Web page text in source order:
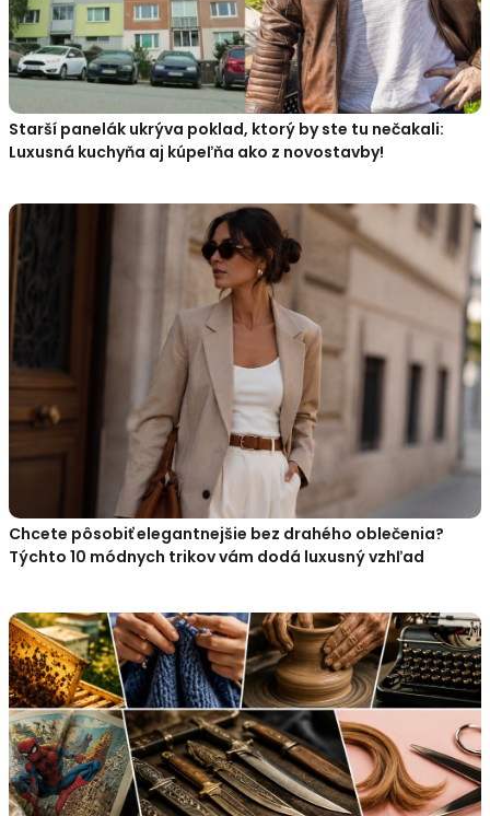
Starší panelák ukrýva poklad, ktorý by ste tu nečakali:
Luxusná kuchyňa aj kúpeľňa ako z novostavby!
Chcete pôsobiť elegantnejšie bez drahého oblečenia?
Týchto 10 módnych trikov vám dodá luxusný vzhľad